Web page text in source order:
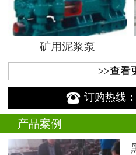
矿用泥浆泵
>>查看
 订购热线：
产品案例